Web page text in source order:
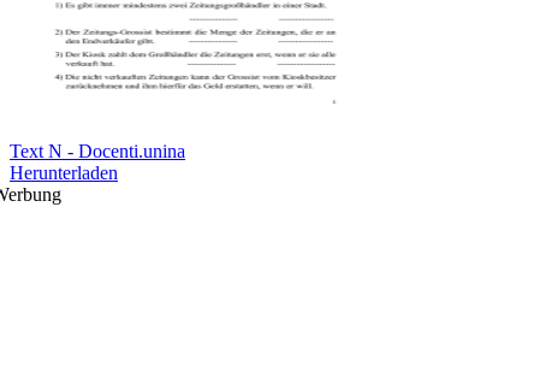
Text N - Docenti.unina
Herunterladen